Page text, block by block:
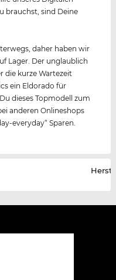
brauchst, sind Deine
daher haben wir
Lager. Der unglaublich
die kurze Wartezeit
ein Eldorado für
dieses Topmodell zum
anderen Onlineshops
everyday“ Sparen.